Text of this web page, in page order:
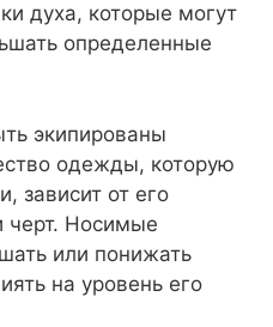
духа, которые могут
определенные
экипированы
одежды, которую
зависит от его
черт. Носимые
или понижать
на уровень его